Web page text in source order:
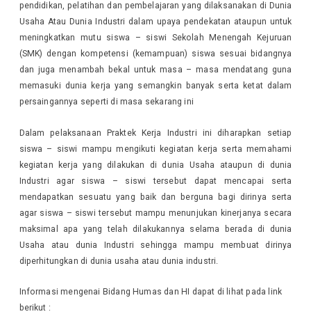
pendidikan, pelatihan dan pembelajaran yang dilaksanakan di Dunia
Usaha Atau Dunia Industri dalam upaya pendekatan ataupun untuk
meningkatkan mutu siswa – siswi Sekolah Menengah Kejuruan
(SMK) dengan kompetensi (kemampuan) siswa sesuai bidangnya
dan juga menambah bekal untuk masa – masa mendatang guna
memasuki dunia kerja yang semangkin banyak serta ketat dalam
persaingannya seperti di masa sekarang ini
Dalam pelaksanaan Praktek Kerja Industri ini diharapkan setiap
siswa – siswi mampu mengikuti kegiatan kerja serta memahami
kegiatan kerja yang dilakukan di dunia Usaha ataupun di dunia
Industri agar siswa – siswi tersebut dapat mencapai serta
mendapatkan sesuatu yang baik dan berguna bagi dirinya serta
agar siswa – siswi tersebut mampu menunjukan kinerjanya secara
maksimal apa yang telah dilakukannya selama berada di dunia
Usaha atau dunia Industri sehingga mampu membuat dirinya
diperhitungkan di dunia usaha atau dunia industri.
Informasi mengenai Bidang Humas dan HI dapat di lihat pada link
berikut :